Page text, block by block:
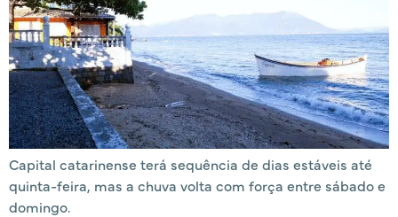
Capital catarinense terá sequência de dias estáveis até
quinta-feira, mas a chuva volta com força entre sábado e
domingo.